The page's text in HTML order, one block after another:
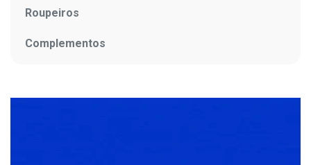
Roupeiros
Complementos